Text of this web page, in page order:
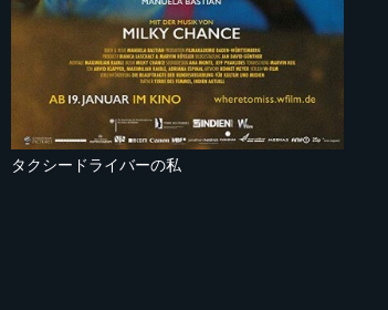
タクシードライバーの私